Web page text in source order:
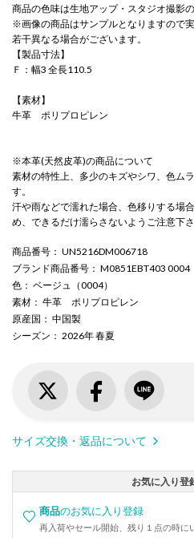
商品の色味は生地アップ・スタジオ撮影
※画像の商品はサンプルとなりますので
若干異なる場合がございます。
【製品寸法】
Ｆ：幅3 全長110.5
【素材】
牛革 ポリプロピレン
※本革(天然皮革)の商品について
素材の特性上、多少のキズやシワ、色ム
す。
汗や雨などで濡れた場合、色移りする場
め、できるだけ濡らさないようご注意下さ
商品番号 ： UN5216DM006718
ブランド商品番号 ： M0851EBT403 0004
色 ： ベージュ（0004）
素材 ： 牛革 ポリプロピレン
原産国 ： 中国製
シーズン ： 2026年 春夏
サイズ交換・返品について
お気に入り登
商品のお気に入り登録
再入荷やセール開始、残り１点の時に